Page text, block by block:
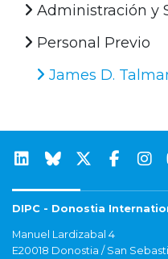
Administración y
Personal Previo
James D.
DIPC - Donostia
Manuel Lardizabal 4
E20018 Donostia / San